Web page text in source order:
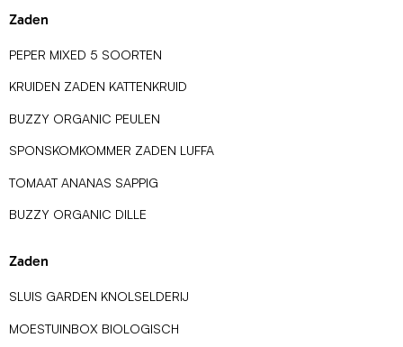
Zaden
PEPER MIXED 5 SOORTEN
KRUIDEN ZADEN KATTENKRUID
BUZZY ORGANIC PEULEN
SPONSKOMKOMMER ZADEN LUFFA
TOMAAT ANANAS SAPPIG
BUZZY ORGANIC DILLE
Zaden
SLUIS GARDEN KNOLSELDERIJ
MOESTUINBOX BIOLOGISCH